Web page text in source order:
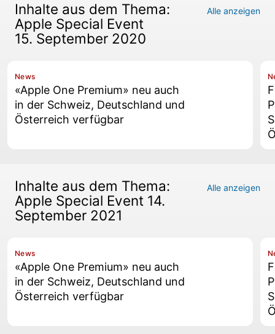
Inhalte aus dem Thema:
Apple Special Event
15. September 2020
Alle anzeigen
News
«Apple One Premium» neu auch
in der Schweiz, Deutschland und
Österreich verfügbar
Inhalte aus dem Thema:
Apple Special Event 14.
September 2021
Alle anzeigen
News
«Apple One Premium» neu auch
in der Schweiz, Deutschland und
Österreich verfügbar